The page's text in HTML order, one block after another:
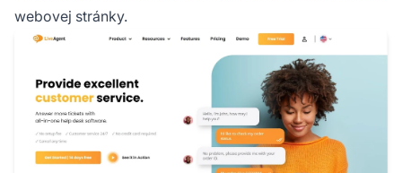
webovej stránky.